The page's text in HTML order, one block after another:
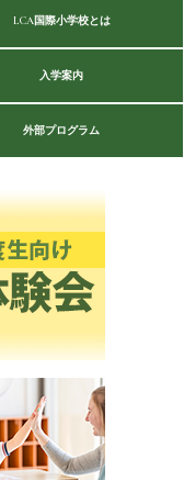
LCA国際小学校とは
入学案内
外部プログラム